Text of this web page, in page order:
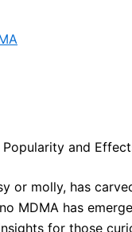
and
or molly, has
MDMA has
for those